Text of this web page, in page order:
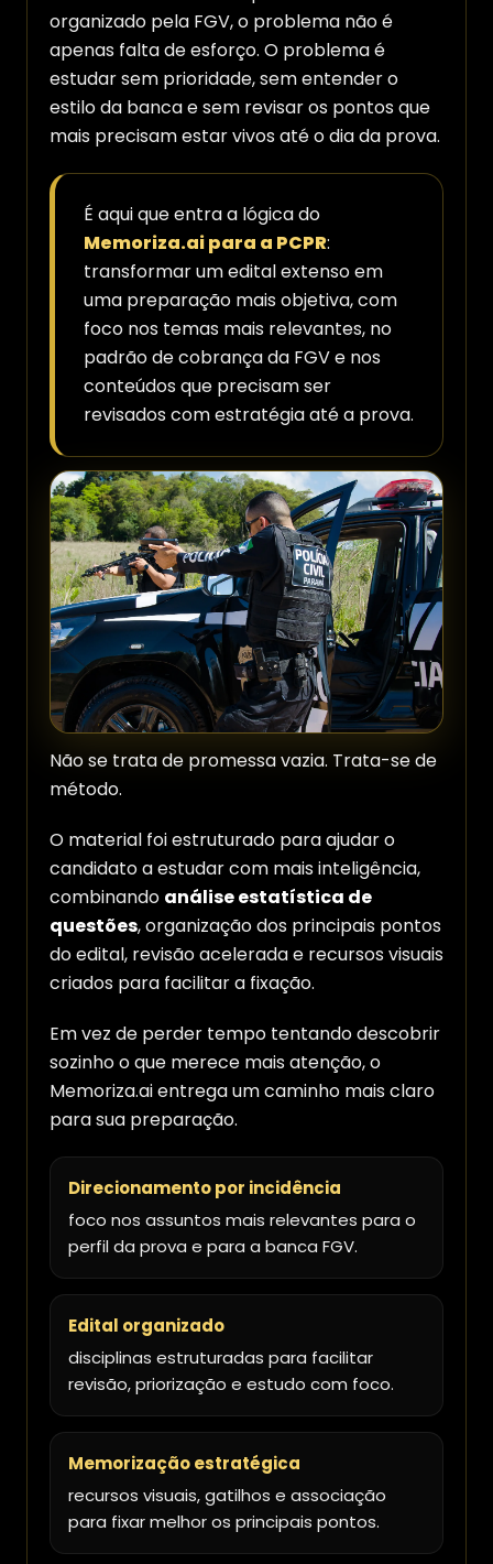
organizado pela FGV, o problema não é
apenas falta de esforço. O problema é
estudar sem prioridade, sem entender o
estilo da banca e sem revisar os pontos que
mais precisam estar vivos até o dia da prova.
É aqui que entra a lógica do
Memoriza.ai para a PCPR:
transformar um edital extenso em
uma preparação mais objetiva, com
foco nos temas mais relevantes, no
padrão de cobrança da FGV e nos
conteúdos que precisam ser
revisados com estratégia até a prova.
Não se trata de promessa vazia. Trata-se de
método.
O material foi estruturado para ajudar o
candidato a estudar com mais inteligência,
combinando análise estatística de
questões, organização dos principais pontos
do edital, revisão acelerada e recursos visuais
criados para facilitar a fixação.
Em vez de perder tempo tentando descobrir
sozinho o que merece mais atenção, o
Memoriza.ai entrega um caminho mais claro
para sua preparação.
Direcionamento por incidência
foco nos assuntos mais relevantes para o
perfil da prova e para a banca FGV.
Edital organizado
disciplinas estruturadas para facilitar
revisão, priorização e estudo com foco.
Memorização estratégica
recursos visuais, gatilhos e associação
para fixar melhor os principais pontos.